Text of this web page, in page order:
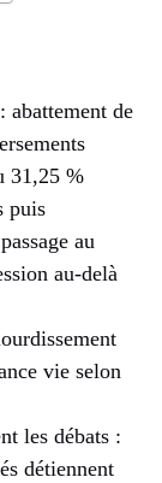
abattement de
31,25 %
puis
au
au-delà
vie selon
les débats :
détiennent